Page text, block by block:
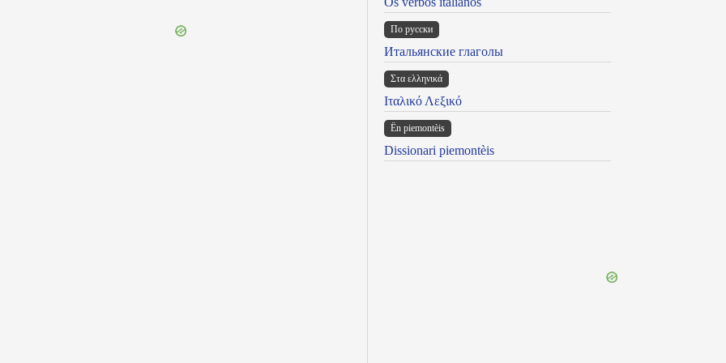
По русски
Итальянские глаголы
Στα ελληνικά
Ιταλικό Λεξικό
Ën piemontèis
Dissionari piemontèis